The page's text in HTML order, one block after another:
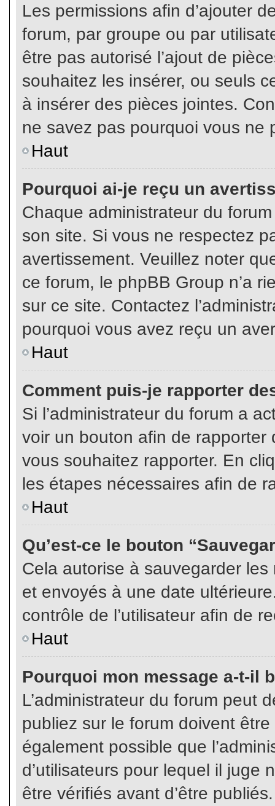
Les permissions afin d’ajouter
forum, par groupe ou par
être pas autorisé l’ajout de
souhaitez les insérer, ou seuls
à insérer des pièces jointes.
ne savez pas pourquoi vous ne
Haut
Pourquoi ai-je reçu un
Chaque administrateur du
son site. Si vous ne respectez
avertissement. Veuillez noter
ce forum, le phpBB Group n’a
sur ce site. Contactez
pourquoi vous avez reçu un
Haut
Comment puis-je rapporter
Si l’administrateur du forum a
voir un bouton afin de
vous souhaitez rapporter. En
les étapes nécessaires afin de
Haut
Qu’est-ce le bouton
Cela autorise à sauvegarder
et envoyés à une date
contrôle de l’utilisateur afin de
Haut
Pourquoi mon message a-t-il
L’administrateur du forum peut
publiez sur le forum doivent
également possible que
d’utilisateurs pour lequel il juge
être vérifiés avant d’être